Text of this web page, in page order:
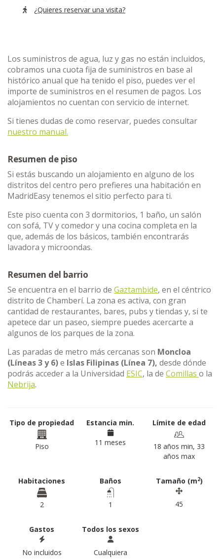
¿Quieres reservar una visita?
Los suministros de agua, luz y gas no están incluidos,
cobramos una cuota fija de suministros en base al
histórico anual que ha tenido el piso, puedes ver el
importe de suministros en el resumen de pagos. Los
alojamientos no cuentan con servicio de internet.
Si tienes dudas de como reservar, puedes consultar
nuestro manual.
Resumen de piso
Si estás buscando un alojamiento en alguno de los
distritos del centro pero prefieres una habitación en
MadridEasy tenemos el sitio perfecto para ti.
Este piso cuenta con 3 dormitorios, 1 baño, un salón
con sofá, TV y comedor y una cocina completa en la
que, además de los básicos, también encontrarás
lavadora y microondas.
Resumen del barrio
Se encuentra en el barrio de Gaztambide, en el céntrico
distrito de Chamberí. La zona es activa, con gran
cantidad de restaurantes, bares, pubs y tiendas y, si te
apetece dar un paseo, siempre puedes acercarte a
algunos de los parques de la zona.
Las paradas de metro más cercanas son Moncloa
(Líneas 3 y 6)e Islas Filipinas (Línea 7), desde dónde
podrás acceder a la Universidad ESIC, la de Comillas o la
Nebrija.
Tipo de propiedad
Piso
Estancia min.
11 meses
Límite de edad
18 años min, 33
años max
Habitaciones
2
Baños
1
Tamaño (m2)
45
Gastos
No incluidos
Todos los sexos
Cualquiera